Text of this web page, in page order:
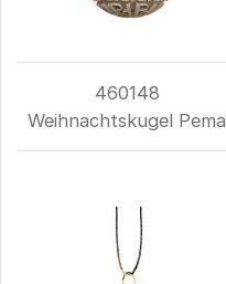
460148
Weihnachtskugel Pema